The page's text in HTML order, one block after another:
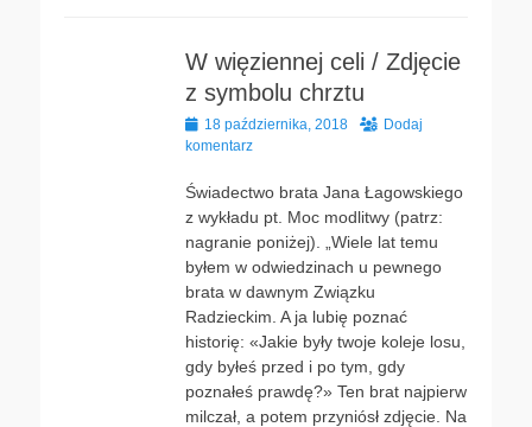
W więziennej celi / Zdjęcie
z symbolu chrztu
Opublikowano
18 października, 2018
Dodaj
komentarz
Świadectwo brata Jana Łagowskiego
z wykładu pt. Moc modlitwy (patrz:
nagranie poniżej). „Wiele lat temu
byłem w odwiedzinach u pewnego
brata w dawnym Związku
Radzieckim. A ja lubię poznać
historię: «Jakie były twoje koleje losu,
gdy byłeś przed i po tym, gdy
poznałeś prawdę?» Ten brat najpierw
milczał, a potem przyniósł zdjęcie. Na